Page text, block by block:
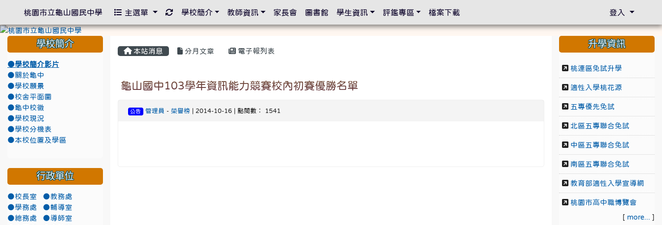
本站消息 分月文章 電子報列表
龜山國中103學年資訊能力競賽校內初賽優勝名單
公告 管理員 - 榮譽榜 | 2014-10-16 | 點閱數： 1541
學校簡介
●學校簡介影片
●關於龜中
●學校願景
●校舍平面圖
●龜中校徽
●學校現況
●學校分機表
●本校位置及學區
行政單位
●校長室
●教務處
●學務處
●輔導室
●總務處
●導師室
升學資訊
桃連區免試升學
適性入學桃花源
五專優先免試
北區五專聯合免試
中區五專聯合免試
南區五專聯合免試
教育部適性入學宣導網
桃園市高中職博覽會
[ more... ]
桃園市立龜山國民中學 主選單 重新取得佈景設定
學校簡介 教師資訊 家長會 圖書館 學生資訊 評鑑專區 檔案下載 登入